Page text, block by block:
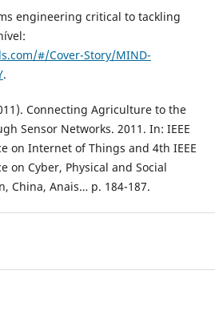
engineering critical to tackling
#/Cover-Story/MIND-
.
Connecting Agriculture to the
Sensor Networks. 2011. In: IEEE
on Internet of Things and 4th IEEE
on Cyber, Physical and Social
China, Anais… p. 184-187.